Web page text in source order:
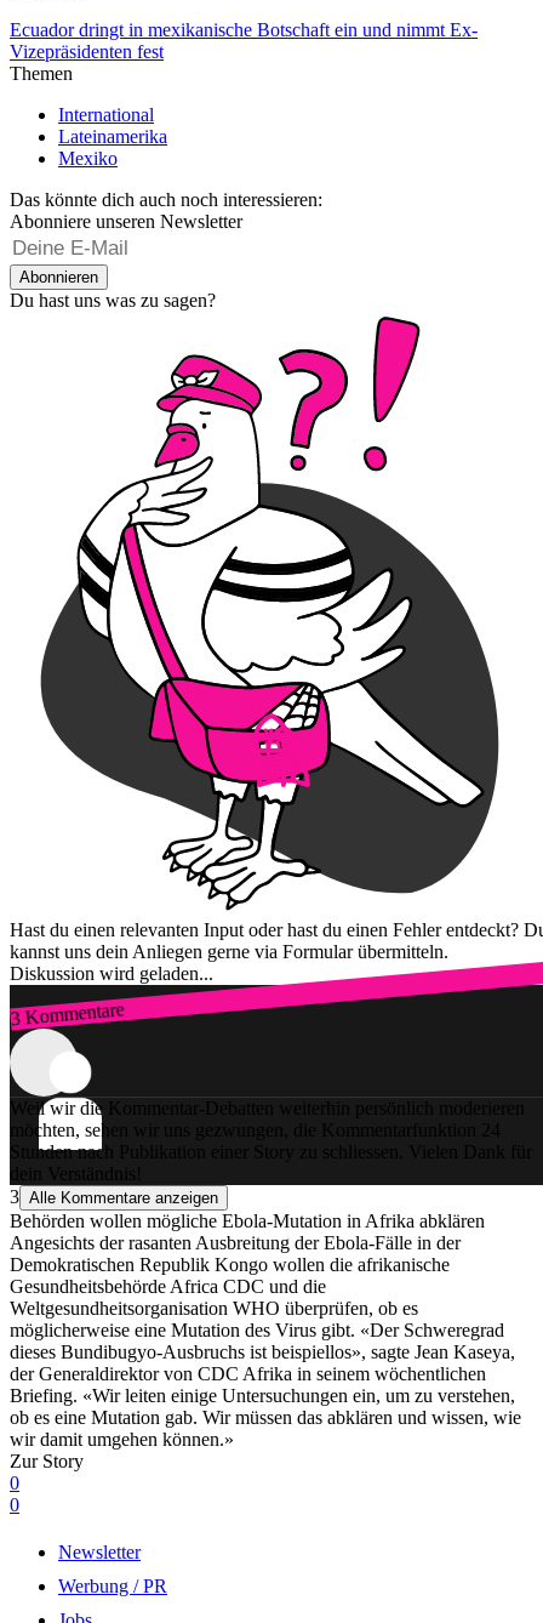
Ecuador dringt in mexikanische Botschaft ein und nimmt Ex-
Vizepräsidenten fest
Themen
International
Lateinamerika
Mexiko
Das könnte dich auch noch interessieren:
Abonniere unseren Newsletter
Abonnieren
Du hast uns was zu sagen?
Hast du einen relevanten Input oder hast du einen Fehler entdeckt?
kannst uns dein Anliegen gerne via Formular übermitteln.
Diskussion wird geladen...
3 Kommentare
Zum Login
Weil wir die Kommentar-Debatten weiterhin persönlich moderieren
möchten, sehen wir uns gezwungen, die Kommentarfunktion 24
Stunden nach Publikation einer Story zu schliessen. Vielen Dank für
dein Verständnis!
3 Alle Kommentare anzeigen
Behörden wollen mögliche Ebola-Mutation in Afrika abklären
Angesichts der rasanten Ausbreitung der Ebola-Fälle in der
Demokratischen Republik Kongo wollen die afrikanische
Gesundheitsbehörde Africa CDC und die
Weltgesundheitsorganisation WHO überprüfen, ob es
möglicherweise eine Mutation des Virus gibt. «Der Schweregrad
dieses Bundibugyo-Ausbruchs ist beispiellos», sagte Jean Kaseya,
der Generaldirektor von CDC Afrika in seinem wöchentlichen
Briefing. «Wir leiten einige Untersuchungen ein, um zu verstehen,
ob es eine Mutation gab. Wir müssen das abklären und wissen, wie
wir damit umgehen können.»
Zur Story
0
0
Newsletter
Werbung / PR